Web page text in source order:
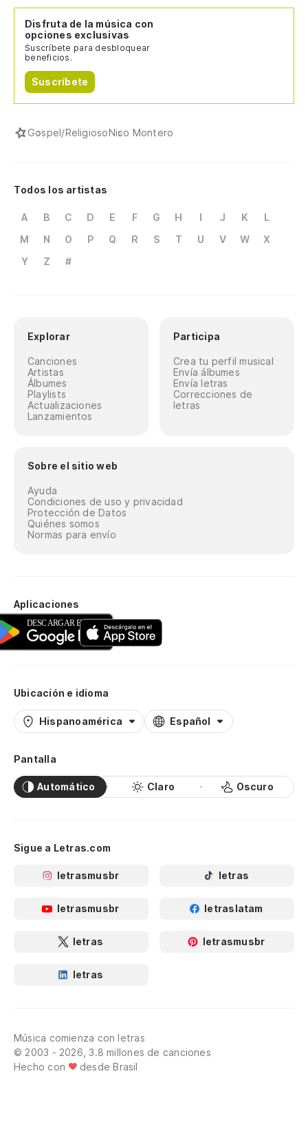
Disfruta de la música con
opciones exclusivas
Suscríbete para desbloquear
beneficios.
Suscríbete
Gospel/ReligiosoNico Montero
Todos los artistas
A B C D E F G H I J K
L
M
N O P Q R S T U V W
X
Y
Z #
Explorar
Canciones
Artistas
Álbumes
Playlists
Actualizaciones
Lanzamientos
Participa
Crea tu perfil musical
Envía álbumes
Envía letras
Correcciones de
letras
Sobre el sitio web
Ayuda
Condiciones de uso y privacidad
Protección de Datos
Quiénes somos
Normas para envío
Aplicaciones
Ubicación e idioma
Hispanoamérica Español
Pantalla
Automático Claro Oscuro
Sigue a Letras.com
letrasmusbr letras
letrasmusbr letraslatam
letras letrasmusbr
letras
Música comienza con letras
© 2003 - 2026, 3.8 millones de canciones
Hecho con
desde Brasil